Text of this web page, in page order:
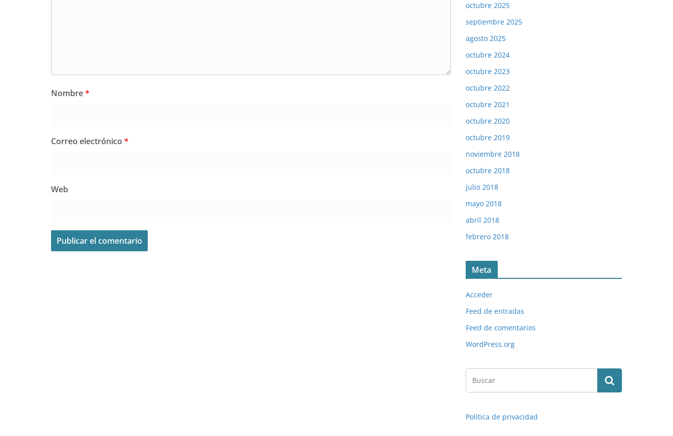
Nombre*
Correo electrónico *
Web
octubre 2025
septiembre 2025
agosto 2025
octubre 2024
octubre 2023
octubre 2022
octubre 2021
octubre 2020
octubre 2019
noviembre 2018
octubre 2018
julio 2018
mayo 2018
abril 2018
febrero 2018
Meta
Acceder
Feed de entradas
Feed de comentarios
WordPress.org
Política de privacidad